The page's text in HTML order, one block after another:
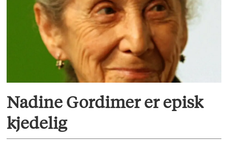
Nadine Gordimer er episk
kjedelig